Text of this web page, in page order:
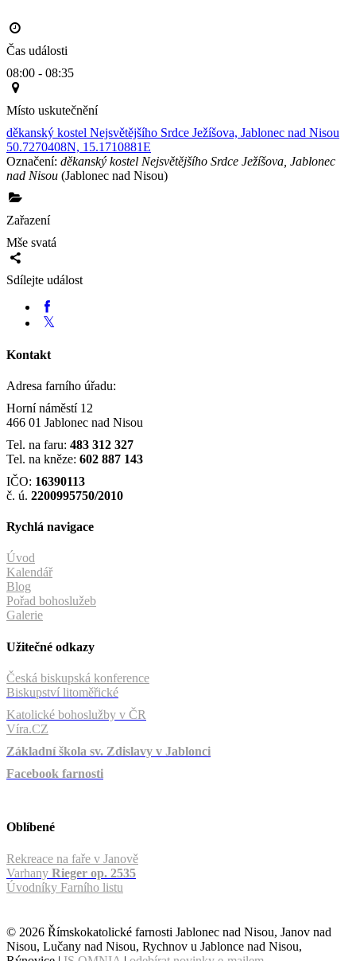
Čas události
08:00 - 08:35
Místo uskutečnění
děkanský kostel Nejsvětějšího Srdce Ježíšova, Jablonec nad Nisou
50.7270408N, 15.1710881E
Označení: děkanský kostel Nejsvětějšího Srdce Ježíšova, Jablonec
nad Nisou (Jablonec nad Nisou)
Zařazení
Mše svatá
Sdílejte událost
Kontakt
Adresa farního úřadu:
Horní náměstí 12
466 01 Jablonec nad Nisou
Tel. na faru: 483 312 327
Tel. na kněze: 602 887 143
IČO: 16390113
č. ú. 2200995750/2010
Rychlá navigace
Úvod
Kalendář
Blog
Pořad bohoslužeb
Galerie
Užitečné odkazy
Česká biskupská konference
Biskupství litoměřické
Katolické bohoslužby v ČR
Víra.CZ
Základní škola sv. Zdislavy v Jablonci
Facebook farnosti
Oblíbené
Rekreace na faře v Janově
Varhany Rieger op. 2535
Úvodníky Farního listu
© 2026 Římskokatolické farnosti Jablonec nad Nisou, Janov nad
Nisou, Lučany nad Nisou, Rychnov u Jablonce nad Nisou,